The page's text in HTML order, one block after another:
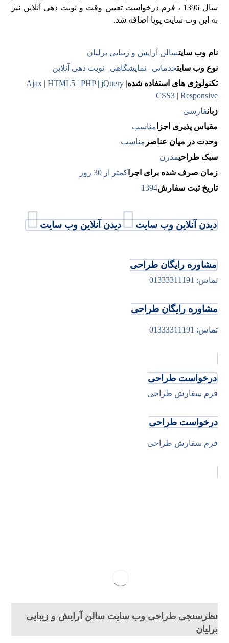
سال 1396 ، فرم درخواست تعیین وقت و نوبت دهی آنلاین نیز
به این وب سایت پویا اضافه شد.
نام وب سایتسالن آرایش و زیبایی برلیان
نوع وب سایتخدماتی | نمایشگاهی | نوبت دهی آنلاین
تکنولوژی های استفاده شدهAjax | HTML5 | PHP | jQuery |
CSS3 | Responsive
زبانفارسی
مقیاس پذیری اجزا مناسب
وحدت در میان عناصر مناسب
سبک طراحیمدرن
زمان صرف شده برای اجراکمتر از 30 روز
تاریخ ثبت سفارش1394
دیدن آنلاین وب سایت دیدن آنلاین وب سایت
مشاوره رایگان طراحی
تماس: 01333311191
مشاوره رایگان طراحی
تماس: 01333311191
درخواست طراحی
فرم سفارش طراحی
درخواست طراحی
فرم سفارش طراحی
نظرسنجی طراحی وب سایت سالن آرایش و زیبایی
برلیان